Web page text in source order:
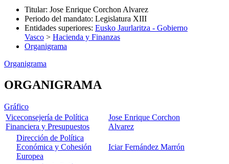
Titular: Jose Enrique Corchon Alvarez
Periodo del mandato: Legislatura XIII
Entidades superiores: Eusko Jaurlaritza - Gobierno
Vasco > Hacienda y Finanzas
Organigrama
Organigrama
ORGANIGRAMA
Gráfico
Viceconsejería de Política
Financiera y Presupuestos
Jose Enrique Corchon
Alvarez
Dirección de Política
Económica y Cohesión
Europea
Iciar Fernández Marrón